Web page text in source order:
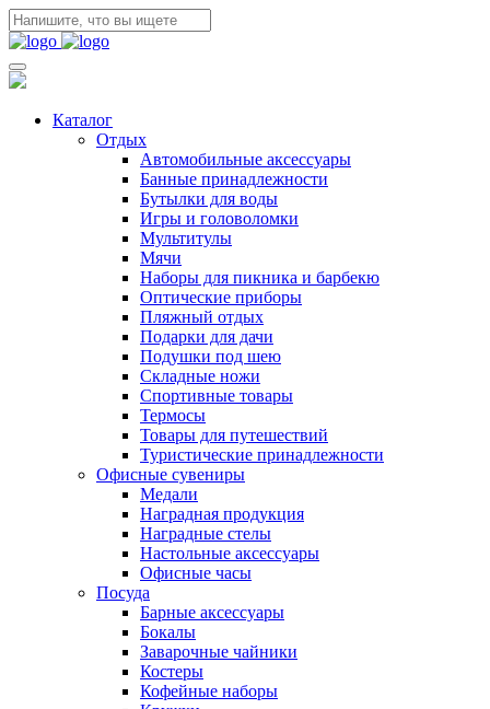
Каталог
Отдых
Автомобильные аксессуары
Банные принадлежности
Бутылки для воды
Игры и головоломки
Мультитулы
Мячи
Наборы для пикника и барбекю
Оптические приборы
Пляжный отдых
Подарки для дачи
Подушки под шею
Складные ножи
Спортивные товары
Термосы
Товары для путешествий
Туристические принадлежности
Офисные сувениры
Медали
Наградная продукция
Наградные стелы
Настольные аксессуары
Офисные часы
Посуда
Барные аксессуары
Бокалы
Заварочные чайники
Костеры
Кофейные наборы